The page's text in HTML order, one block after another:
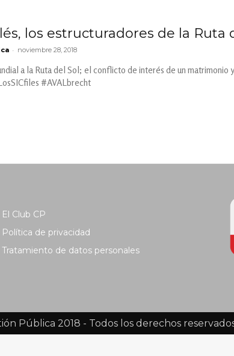
los estructuradores de la Ruta
- noviembre 28, 2018
a la Ruta del Sol; el conflicto de interés de un
#AVALbrecht
El Club CP
Política de privacidad
Tratamiento de datos personales
Pública 2018 - Todos los derechos